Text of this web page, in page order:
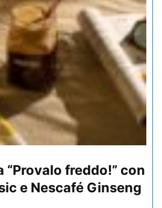
“Provalo freddo!” con
e Nescafé Ginseng